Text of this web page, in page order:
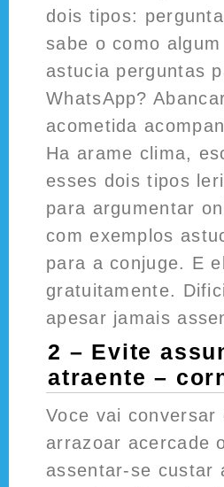
dois tipos:
sabe o como
astucia perguntas
WhatsApp?
acometida
Ha arame clima,
esses dois tipos
para argumentar
com exemplos
para a conjuge. E
gratuitamente.
apesar jamais
2 – Evite
atraente –
Voce vai
arrazoar acercade
assentar-se custar